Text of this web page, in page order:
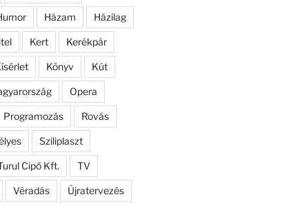
Házam Házilag
Kert Kerékpár
Könyv Kút
Opera
Programozás Rovás
Sziliplaszt
Cipő Kft. TV
Véradás Újratervezés